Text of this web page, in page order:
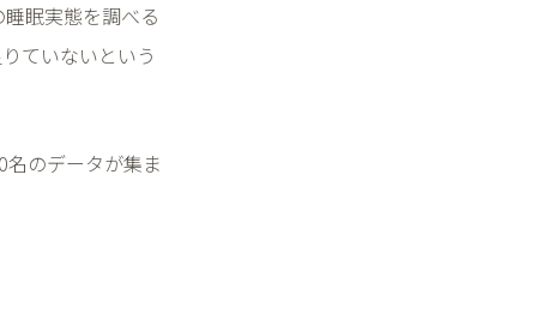
眠実態を調べる
ていないという
名のデータが集ま